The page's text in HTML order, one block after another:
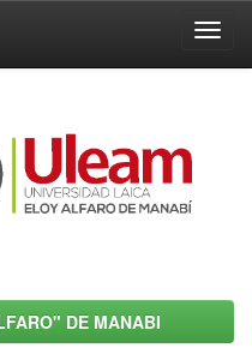
DE MANABI